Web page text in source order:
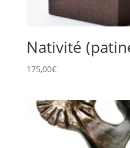
Nativité
175,00€